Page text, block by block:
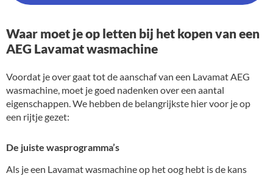
Waar moet je op letten bij het kopen van een
AEG Lavamat wasmachine
Voordat je over gaat tot de aanschaf van een Lavamat AEG
wasmachine, moet je goed nadenken over een aantal
eigenschappen. We hebben de belangrijkste hier voor je op
een rijtje gezet:
De juiste wasprogramma’s
Als je een Lavamat wasmachine op het oog hebt is de kans